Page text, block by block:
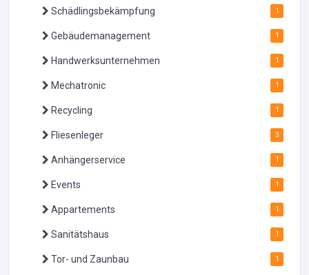
Schädlingsbekämpfung 1
Gebäudemanagement 1
Handwerksunternehmen 1
Mechatronic 1
Recycling 1
Fliesenleger 3
Anhängerservice 1
Events 1
Appartements 1
Sanitätshaus 1
Tor- und Zaunbau 1